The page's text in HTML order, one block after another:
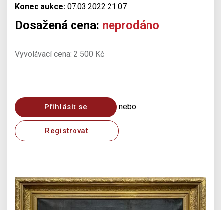
Konec aukce: 07.03.2022 21:07
Dosažená cena: neprodáno
Vyvolávací cena: 2 500 Kč
Přihlásit se nebo
Registrovat